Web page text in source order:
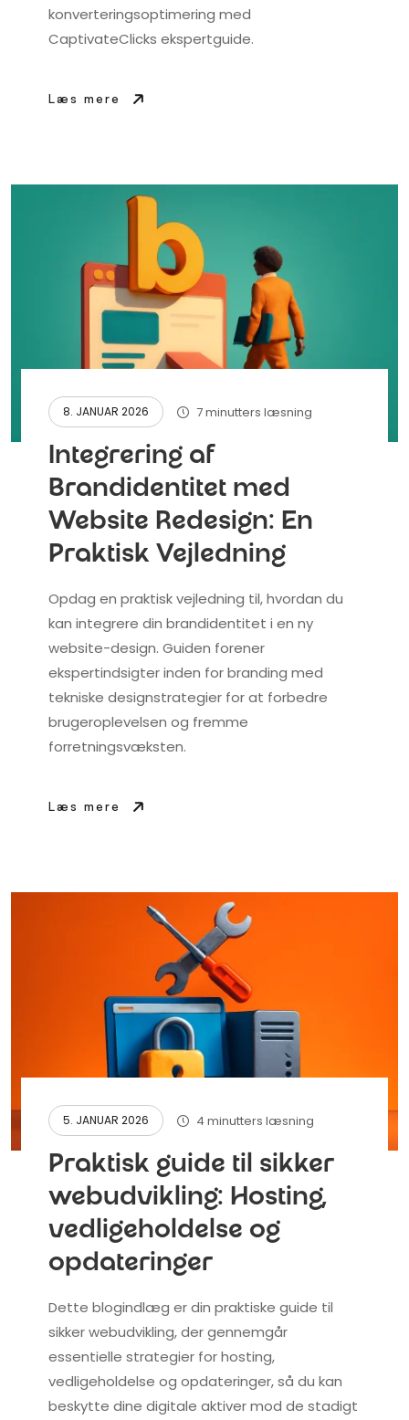
konverteringsoptimering med
CaptivateClicks ekspertguide.
Læs mere
8. JANUAR 2026 7 minutters læsning
Integrering af
Brandidentitet med
Website Redesign: En
Praktisk Vejledning
Opdag en praktisk vejledning til, hvordan du
kan integrere din brandidentitet i en ny
website-design. Guiden forener
ekspertindsigter inden for branding med
tekniske designstrategier for at forbedre
brugeroplevelsen og fremme
forretningsvæksten.
Læs mere
5. JANUAR 2026 4 minutters læsning
Praktisk guide til sikker
webudvikling: Hosting,
vedligeholdelse og
opdateringer
Dette blogindlæg er din praktiske guide til
sikker webudvikling, der gennemgår
essentielle strategier for hosting,
vedligeholdelse og opdateringer, så du kan
beskytte dine digitale aktiver mod de stadigt